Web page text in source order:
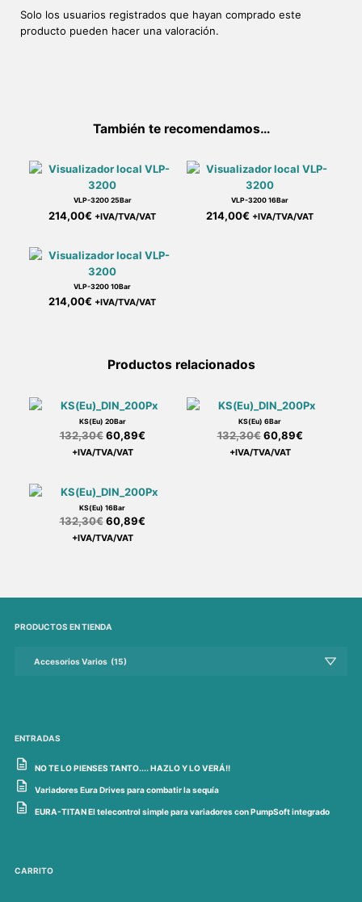
Solo los usuarios registrados que hayan comprado este
producto pueden hacer una valoración.
También te recomendamos…
VLP-3200 25Bar
214,00€ +IVA/TVA/VAT
VLP-3200 16Bar
214,00€ +IVA/TVA/VAT
VLP-3200 10Bar
214,00€ +IVA/TVA/VAT
Productos relacionados
KS(Eu) 20Bar
132,30€ 60,89€
+IVA/TVA/VAT
KS(Eu) 6Bar
132,30€ 60,89€
+IVA/TVA/VAT
KS(Eu) 16Bar
132,30€ 60,89€
+IVA/TVA/VAT
PRODUCTOS EN TIENDA
ENTRADAS
NO TE LO PIENSES TANTO.... HAZLO Y LO VERÁ!!
Variadores Eura Drives para combatir la sequía
EURA-TITAN El telecontrol simple para variadores con PumpSoft integrado
CARRITO